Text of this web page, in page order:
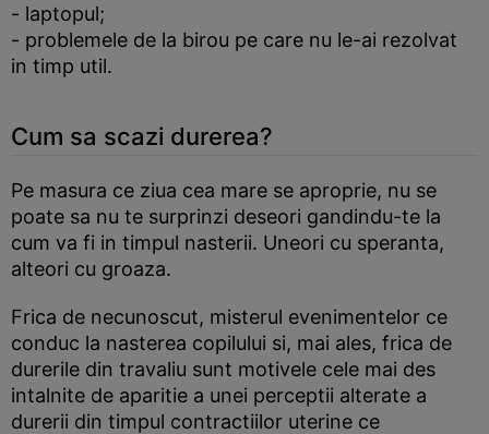
- laptopul;
- problemele de la birou pe care nu le-ai rezolvat
in timp util.
Cum sa scazi durerea?
Pe masura ce ziua cea mare se aproprie, nu se
poate sa nu te surprinzi deseori gandindu-te la
cum va fi in timpul nasterii. Uneori cu speranta,
alteori cu groaza.
Frica de necunoscut, misterul evenimentelor ce
conduc la nasterea copilului si, mai ales, frica de
durerile din travaliu sunt motivele cele mai des
intalnite de aparitie a unei perceptii alterate a
durerii din timpul contractiilor uterine ce